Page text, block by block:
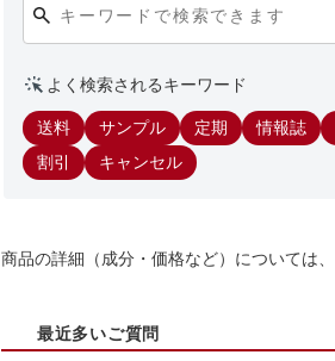
よく検索されるキーワード
送料 サンプル 定期 情報誌
割引
キャンセル
商品の詳細（成分・価格など）については、
最近多いご質問